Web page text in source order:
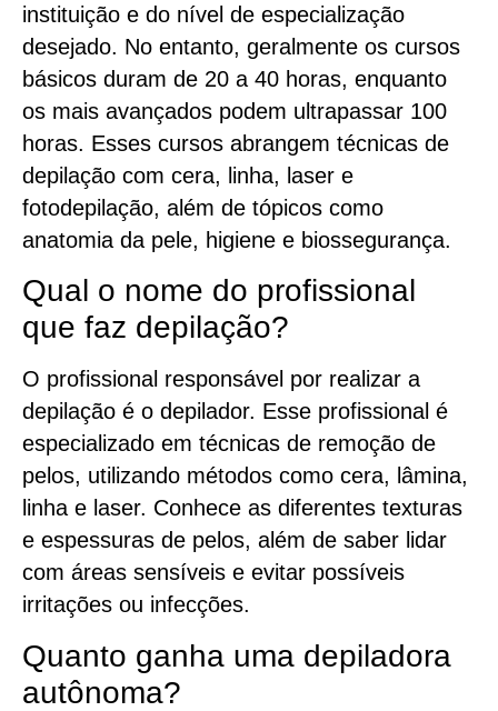
instituição e do nível de especialização
desejado. No entanto, geralmente os cursos
básicos duram de 20 a 40 horas, enquanto
os mais avançados podem ultrapassar 100
horas. Esses cursos abrangem técnicas de
depilação com cera, linha, laser e
fotodepilação, além de tópicos como
anatomia da pele, higiene e biossegurança.
Qual o nome do profissional
que faz depilação?
O profissional responsável por realizar a
depilação é o depilador. Esse profissional é
especializado em técnicas de remoção de
pelos, utilizando métodos como cera, lâmina,
linha e laser. Conhece as diferentes texturas
e espessuras de pelos, além de saber lidar
com áreas sensíveis e evitar possíveis
irritações ou infecções.
Quanto ganha uma depiladora
autônoma?